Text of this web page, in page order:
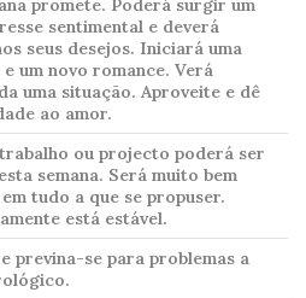
promete. Poderá surgir um
sentimental e deverá
seus desejos. Iniciará uma
e um novo romance. Verá
uma situação. Aproveite e dê
ao amor.
ou projecto poderá ser
semana. Será muito bem
tudo a que se propuser.
está estável.
previna-se para problemas a